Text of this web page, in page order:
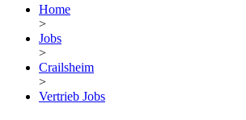
Home
>
Jobs
>
Crailsheim
>
Vertrieb Jobs